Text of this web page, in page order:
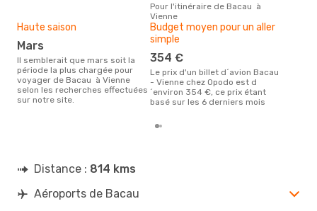
Pour l'itinéraire de Bacau à
Vienne
Haute saison
mars
Il semblerait que mars soit la
période la plus chargée pour
voyager de Bacau à Vienne
selon les recherches effectuées
sur notre site.
Budget moyen pour un aller
simple
354 €
Le prix d'un billet d´avion Bacau
- Vienne chez Opodo est d
´environ 354 €, ce prix étant
basé sur les 6 derniers mois
Distance : 814 kms
Aéroports de Bacau